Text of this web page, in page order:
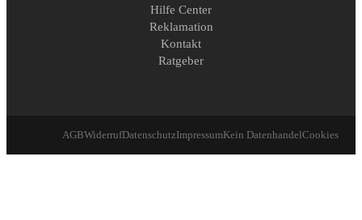
Hilfe Center
Reklamation
Kontakt
Ratgeber
AGBWiderrufDatenschutzImpressumKein DatenhandelCookies